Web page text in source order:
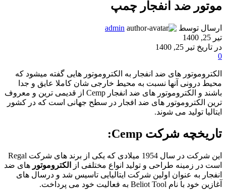
موتور ضد انفجار چمپ
ارسال توسط
admin
تیر 25, 1400
در تاریخ تیر 25, 1400
0
الکتروموتور های ضد انفجار به الکتروموتور هایی گفته میشود که
محیط درونی آنها نسبت به محیط خارجی شان کاملا عایق و جدا
باشند و الکتروموتور های ضد انفجار Cemp از قدیمی ترین و معروف
ترین الکتروموتور های ضد افجار در سطح جهانی است که در کشور
ایتالیا تولید می شوند.
تاریخچه شرکت Cemp:
این شرکت در سال 1954 میلادی که یکی از برند های شرکت Regal
است در زمینه طراحی و تولید انواع مختلفی از
الکتروموتور های ضد
انفجار به عنوان اولین شرکت ایتالیایی تاسیس شد و درسال های
آغازین خود با نام Beliot Tool به فعالیت خود می پرداخت.